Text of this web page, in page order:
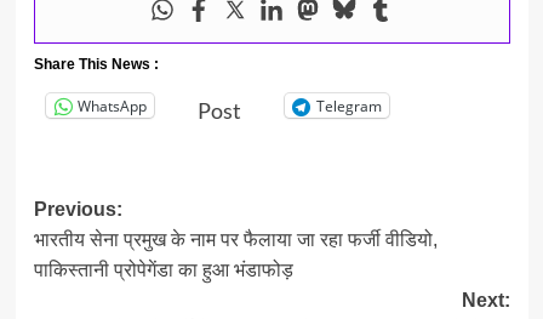
Share This News :
WhatsApp Post Telegram
Post
navigation
Previous:
भारतीय सेना प्रमुख के नाम पर फैलाया जा रहा फर्जी वीडियो,
पाकिस्तानी प्रोपेगेंडा का हुआ भंडाफोड़
Next: